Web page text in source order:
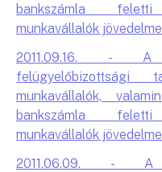
bankszámla
munkavállalók jövedelme
2011.09.16. - A
munkavállalók,
bankszámla
munkavállalók jövedelme
2011.06.09. - A